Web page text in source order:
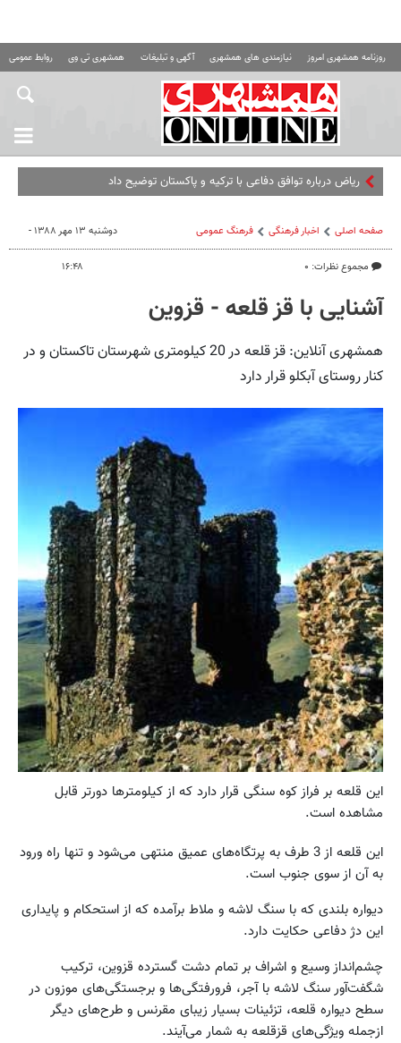
روزنامه همشهری امروز نیازمندی های همشهری آگهی و تبلیغات همشهری تی وی روابط عمومی
ریاض درباره توافق دفاعی با ترکیه و پاکستان توضیح داد
صفحه اصلی اخبار فرهنگی فرهنگ عمومی
مجموع نظرات: ۰
دوشنبه ۱۳ مهر ۱۳۸۸ -
۱۶:۴۸
آشنایی با قز قلعه - قزوین
همشهری آنلاین: قز قلعه در 20 کیلومتری شهرستان تاکستان و در
کنار روستای آبکلو قرار دارد
این قلعه بر فراز کوه سنگی قرار دارد که از کیلومترها دورتر قابل
مشاهده است.
این قلعه از 3 طرف به پرتگاه‌های عمیق منتهی می‌شود و تنها راه ورود
به آن از سوی جنوب است.
دیواره بلندی که با سنگ لاشه و ملاط برآمده که از استحکام و پایداری
این دژ دفاعی حکایت دارد.
چشم‌انداز وسیع و اشراف بر تمام دشت گسترده قزوین، ترکیب
شگفت‌آور سنگ لاشه با آجر، فرورفتگی‌ها و برجستگی‌های موزون در
سطح دیواره قلعه، تزئینات بسیار زیبای مقرنس و طرح‌های دیگر
ازجمله ویژگی‌های قزقلعه به شمار می‌آیند.